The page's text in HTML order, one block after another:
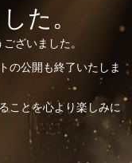
た。
ざいました。
の公開も終了いたしま
ことを心より楽しみに